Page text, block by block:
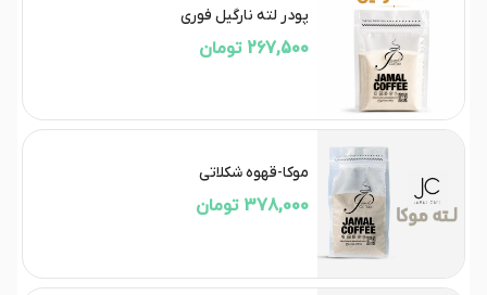
پودر لته نارگیل فوری
267,500 تومان
موکا-قهوه شکلاتی
378,000 تومان